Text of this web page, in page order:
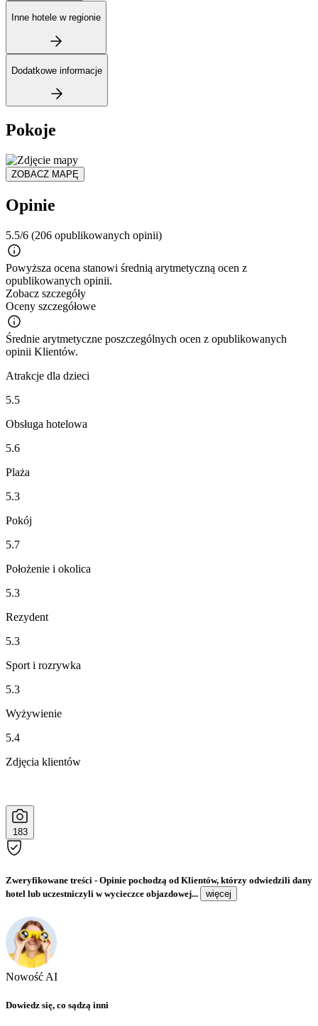
Inne hotele w regionie
Dodatkowe informacje
Pokoje
ZOBACZ MAPĘ
Opinie
5.5/6 (206 opublikowanych opinii)
Powyższa ocena stanowi średnią arytmetyczną ocen z
opublikowanych opinii.
Zobacz szczegóły
Oceny szczegółowe
Średnie arytmetyczne poszczególnych ocen z opublikowanych
opinii Klientów.
Atrakcje dla dzieci
5.5
Obsługa hotelowa
5.6
Plaża
5.3
Pokój
5.7
Położenie i okolica
5.3
Rezydent
5.3
Sport i rozrywka
5.3
Wyżywienie
5.4
Zdjęcia klientów
183
Zweryfikowane treści - Opinie pochodzą od Klientów, którzy odwiedzili dany
hotel lub uczestniczyli w wycieczce objazdowej...
więcej
Nowość AI
Dowiedz się, co sądzą inni